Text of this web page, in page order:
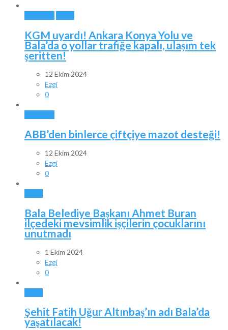
KGM uyardı! Ankara Konya Yolu ve
Bala’da o yollar trafiğe kapalı, ulaşım tek
şeritten!
12 Ekim 2024
Ezgi
0
ABB’den binlerce çiftçiye mazot desteği!
12 Ekim 2024
Ezgi
0
Bala Belediye Başkanı Ahmet Buran
ilçedeki mevsimlik işçilerin çocuklarını
unutmadı
1 Ekim 2024
Ezgi
0
Şehit Fatih Uğur Altınbaş’ın adı Bala’da
yaşatılacak!